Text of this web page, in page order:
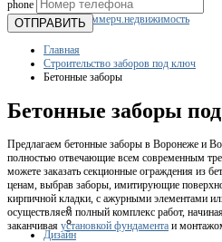
Склады
Коммерч.недвижимость
Дизайн
phone
ОТПРАВИТЬ
Главная
Строительство заборов под ключ
Бетонные заборы
Бетонные заборы
Предлагаем бетонные заборы в Воронеже и
полностью отвечающие всем современным
можете заказать секционные ограждения из
ценам, выбрав заборы, имитирующие
кирпичной кладки, с ажурными элементами
осуществляем полный комплекс работ,
заканчивая установкой фундамента и